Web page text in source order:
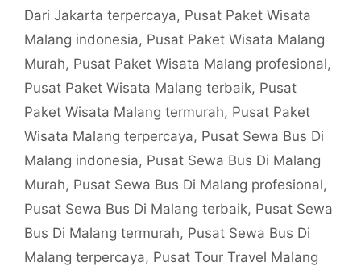
Dari Jakarta terpercaya, Pusat Paket Wisata
Malang indonesia, Pusat Paket Wisata Malang
Murah, Pusat Paket Wisata Malang profesional,
Pusat Paket Wisata Malang terbaik, Pusat
Paket Wisata Malang termurah, Pusat Paket
Wisata Malang terpercaya, Pusat Sewa Bus Di
Malang indonesia, Pusat Sewa Bus Di Malang
Murah, Pusat Sewa Bus Di Malang profesional,
Pusat Sewa Bus Di Malang terbaik, Pusat Sewa
Bus Di Malang termurah, Pusat Sewa Bus Di
Malang terpercaya, Pusat Tour Travel Malang